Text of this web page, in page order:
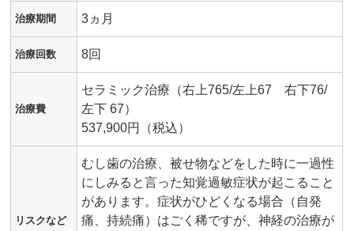
治療期間 3ヵ月
治療回数 8回
治療費
セラミック治療（右上765/左上67 右下76/
左下 67）
537,900円（税込）
リスクなど
むし歯の治療、被せ物などをした時に一過性
にしみると言った知覚過敏症状が起こること
があります。症状がひどくなる場合（自発
痛、持続痛）はごく稀ですが、神経の治療が